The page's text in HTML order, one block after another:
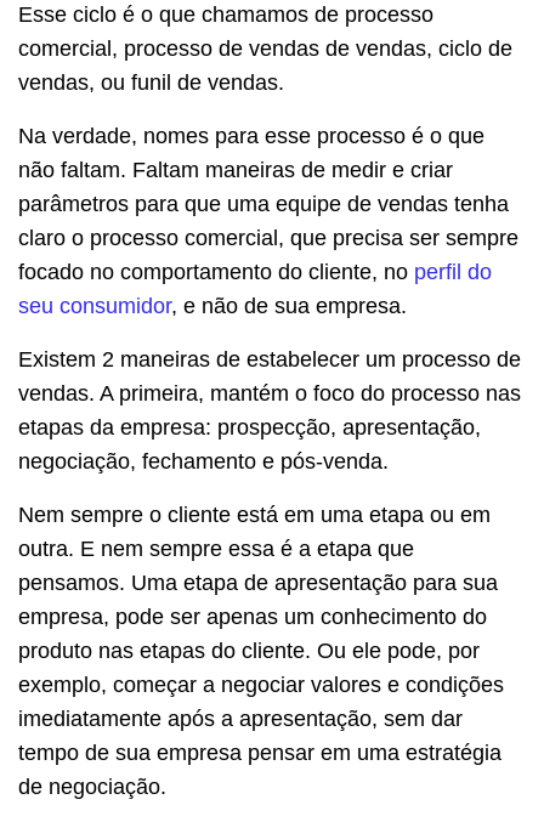
Esse ciclo é o que chamamos de processo
comercial, processo de vendas de vendas, ciclo de
vendas, ou funil de vendas.
Na verdade, nomes para esse processo é o que
não faltam. Faltam maneiras de medir e criar
parâmetros para que uma equipe de vendas tenha
claro o processo comercial, que precisa ser sempre
focado no comportamento do cliente, no perfil do
seu consumidor, e não de sua empresa.
Existem 2 maneiras de estabelecer um processo de
vendas. A primeira, mantém o foco do processo nas
etapas da empresa: prospecção, apresentação,
negociação, fechamento e pós-venda.
Nem sempre o cliente está em uma etapa ou em
outra. E nem sempre essa é a etapa que
pensamos. Uma etapa de apresentação para sua
empresa, pode ser apenas um conhecimento do
produto nas etapas do cliente. Ou ele pode, por
exemplo, começar a negociar valores e condições
imediatamente após a apresentação, sem dar
tempo de sua empresa pensar em uma estratégia
de negociação.